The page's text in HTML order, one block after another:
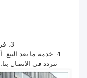
3. فريق التعبئة المدربين تدريبا جيدا والانضباط.
4. خدمة ما بعد
تتردد في الاتصال